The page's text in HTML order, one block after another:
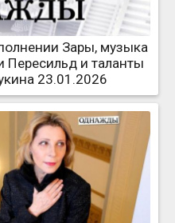
Зары, музыка
и таланты
23.01.2026